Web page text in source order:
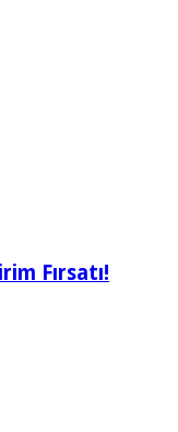
Fırsatı!